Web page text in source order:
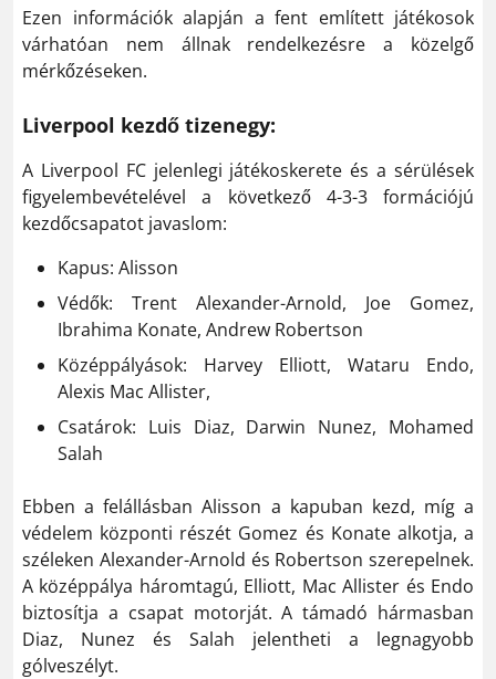
Ezen információk alapján a fent említett játékosok
várhatóan nem állnak rendelkezésre a közelgő
mérkőzéseken.
Liverpool kezdő tizenegy:
A Liverpool FC jelenlegi játékoskerete és a sérülések
figyelembevételével a következő 4-3-3 formációjú
kezdőcsapatot javaslom:
Kapus: Alisson
Védők: Trent Alexander-Arnold, Joe Gomez,
Ibrahima Konate, Andrew Robertson
Középpályások: Harvey Elliott, Wataru Endo,
Alexis Mac Allister,
Csatárok: Luis Diaz, Darwin Nunez, Mohamed
Salah
Ebben a felállásban Alisson a kapuban kezd, míg a
védelem központi részét Gomez és Konate alkotja, a
széleken Alexander-Arnold és Robertson szerepelnek.
A középpálya háromtagú, Elliott, Mac Allister és Endo
biztosítja a csapat motorját. A támadó hármasban
Diaz, Nunez és Salah jelentheti a legnagyobb
gólveszélyt.